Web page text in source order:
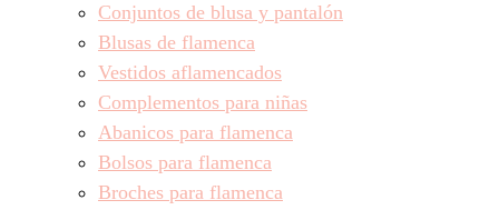
Conjuntos de blusa y pantalón
Blusas de flamenca
Vestidos aflamencados
Complementos para niñas
Abanicos para flamenca
Bolsos para flamenca
Broches para flamenca